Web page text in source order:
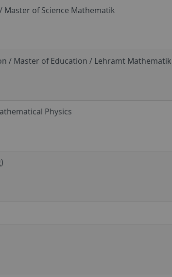
Master of Science Mathematik
/ Master of Education / Lehramt Mathematik
Physics